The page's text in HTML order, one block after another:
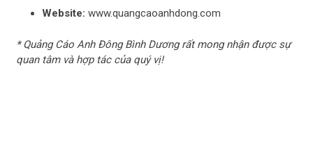
Website: www.quangcaoanhdong.com
* Quảng Cáo Anh Đông Bình Dương rất mong nhận được sự
quan tâm và hợp tác của quý vị!